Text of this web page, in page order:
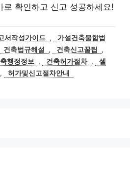
로 확인하고 신고 성공하세요!
서작성가이드 ,
가설건축물합법
건축법규해설 , 건축신고꿀팁
,
행정정보 , 건축허가절차 ,
셀
, 허가및신고절차안내